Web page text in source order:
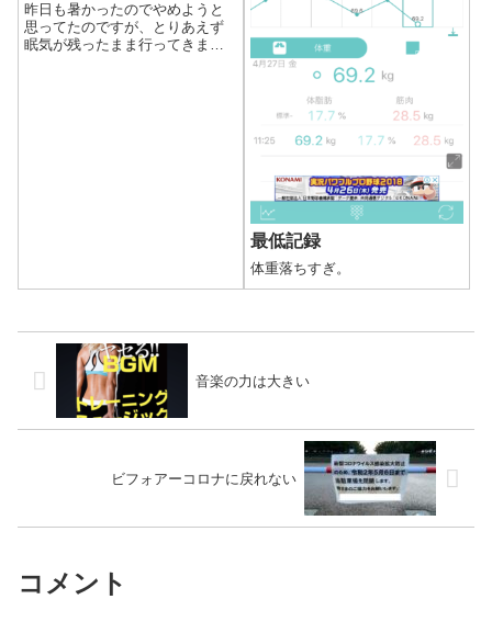
昨日も暑かったのでやめようと
思ってたのですが、とりあえず
眠気が残ったまま行ってきまし
最低記録
体重落ちすぎ。
音楽の力は大きい
ビフォアーコロナに戻れない
コメント